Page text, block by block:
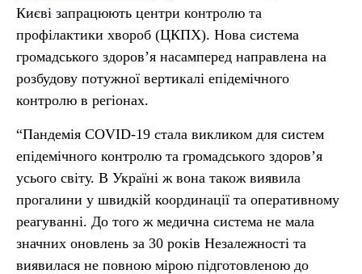
Києві запрацюють центри контролю та
профілактики хвороб (ЦКПХ). Нова система
громадського здоров’я насамперед направлена на
розбудову потужної вертикалі епідемічного
контролю в регіонах.
“Пандемія COVID-19 стала викликом для систем
епідемічного контролю та громадського здоров’я
усього світу. В Україні ж вона також виявила
прогалини у швидкій координації та оперативному
реагуванні. До того ж медична система не мала
значних оновлень за 30 років Незалежності та
виявилася не повною мірою підготовленою до